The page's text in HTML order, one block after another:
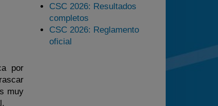
por
muy
CSC 2026: Resultados
completos
CSC 2026: Reglamento
oficial